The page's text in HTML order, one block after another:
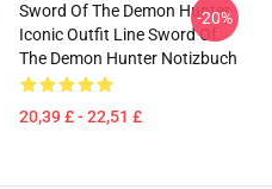
Sword Of The Demon Hunter
Iconic Outfit Line Sword Of
The Demon Hunter Notizbuch
20,39 £ - 22,51 £
-20%